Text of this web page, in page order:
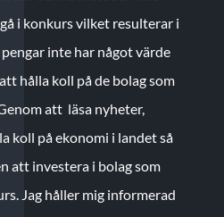
i konkurs vilket resulterar i
inte har något värde
hålla koll på de bolag som
att läsa nyheter,
koll på ekonomi i landet så
att investera i bolag som
Jag håller mig informerad